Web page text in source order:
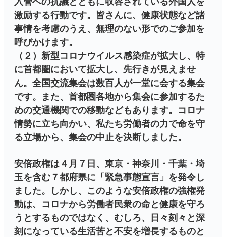
激励する行動です。皆さんに、健康状態など諸
事情を考慮のうえ、無理のない形でのご参加を
呼びかけます。
（２）新型コロナウイルス感染症が拡大し、特
に首都圏において拡大し、先行きが見えませ
ん。全国交流集会は数百人が一堂に会する集会
です。また、首都圏各地から集会に参加するた
めの交通機関での移動などもあります。コロナ
情勢に立ち向かい、私たち労働者の力で命を守
る立場から、集会の中止を決断しました。
安倍政権は４月７日、東京・神奈川・千葉・埼
玉を含む７都府県に「緊急事態宣言」を発令し
ました。しかし、このような安倍政権の強権発
動は、コロナから労働者民衆の命と健康を守ろ
うとするものではなく、むしろ、日々刻々と深
刻になっている生活苦と不安を増長するものと